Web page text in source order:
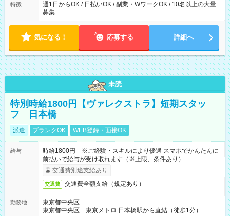
特徴
週1日からOK / 日払いOK / 副業・WワークOK / 10名以上の大量
募集
気になる！ 応募する 詳細へ
未読
特別時給1800円【ヴァレクストラ】短期スタッ
フ 日本橋
派遣 ブランクOK WEB登録・面接OK
給与
時給1800円 ※ご経験・スキルにより優遇 スマホでかんたんに
前払いで給与が受け取れます（※上限、条件あり）
交通費別途支給あり
交通費 交通費全額支給（規定あり）
勤務地
東京都中央区
東京都中央区 東京メトロ 日本橋駅から直結（徒歩1分）